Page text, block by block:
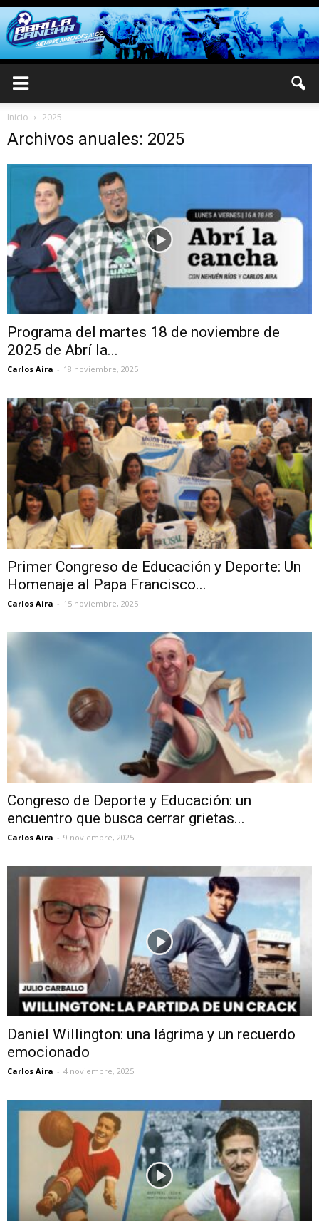
Inicio 2025
Archivos anuales: 2025
Programa del martes 18 de noviembre de
2025 de Abrí la...
Carlos Aira - 18 noviembre, 2025
Primer Congreso de Educación y Deporte: Un
Homenaje al Papa Francisco...
Carlos Aira - 15 noviembre, 2025
Congreso de Deporte y Educación: un
encuentro que busca cerrar grietas...
Carlos Aira - 9 noviembre, 2025
Daniel Willington: una lágrima y un recuerdo
emocionado
Carlos Aira - 4 noviembre, 2025